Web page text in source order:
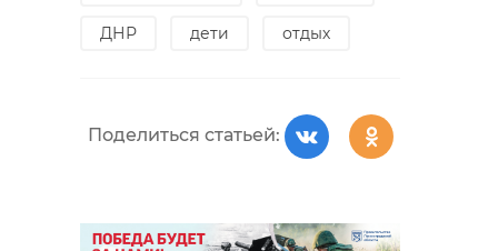
ДНР дети отдых
Поделиться статьей: